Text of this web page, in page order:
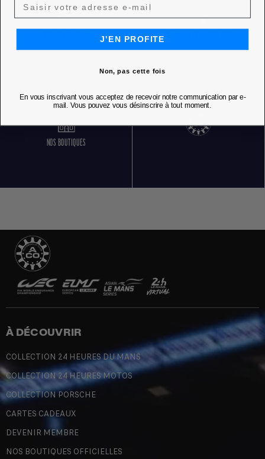
SERVICE CLIENT 5 JOURS SUR 7
NOS BOUTIQUES
À DÉCOUVRIR
COLLECTION 24 HEURES DU MANS
COLLECTION 24 HEURES MOTOS
COLLECTION PORSCHE
CARTES CADEAUX
DEVENIR MEMBRE
NOS BOUTIQUES OFFICIELLES
J'EN PROFITE
Non, pas cette fois
En vous inscrivant vous acceptez de recevoir notre communication par e-
mail. Vous pouvez vous désinscrire à tout moment.